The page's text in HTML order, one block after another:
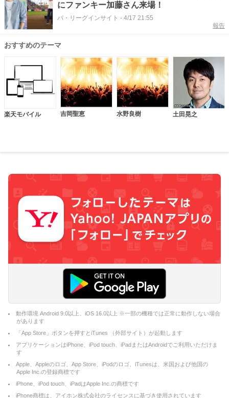
にファンキー加藤さん来場！
パ・リーグインサイト - 4/17 21:55
報告
おすすめのテーマ
楽天モバイル 吉岡聖恵 水野良樹 土田晃之
動作環境 Android 9.0以上、iOS 16.0以上 ※一部の機種では正常に動作しない場合
があります
「App Store」ボタンを押すとiTunes （外部サイト）が起動します
アプリケーションはiPhone、iPod touch、iPadまたはAndroidでご利用いただけま
す
Apple、Appleのロゴ、App Store、iPodのロゴ、iTunesは、米国および他国の
Apple Inc.の登録商標です
iPhone、iPod touch、iPadはApple Inc.の商標です
iPhone商標は、アイホン株式会社のライセンスに基づき使用されています